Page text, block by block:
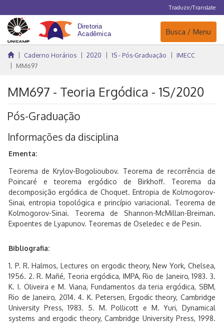
Traduzir/Translate
Navegação
Busca / Menu
Caderno Horários 2020 1S - Pós-Graduação
IMECC
MM697
MM697 - Teoria Ergódica - 1S/2020
Pós-Graduação
Informações da disciplina
Ementa:
Teorema de Krylov-Bogolioubov. Teorema de recorrência de
Poincaré e teorema ergódico de Birkhoff. Teorema da
decomposição ergódica de Choquet. Entropia de Kolmogorov-
Sinai, entropia topológica e princípio variacional. Teorema de
Kolmogorov-Sinai. Teorema de Shannon-McMillan-Breiman.
Expoentes de Lyapunov. Teoremas de Oseledec e de Pesin.
Bibliografia:
1. P. R. Halmos, Lectures on ergodic theory, New York, Chelsea,
1956. 2. R. Mañé, Teoria ergódica, IMPA, Rio de Janeiro, 1983. 3.
K. I. Oliveira e M. Viana, Fundamentos da teria ergódica, SBM,
Rio de Janeiro, 2014. 4. K. Petersen, Ergodic theory, Cambridge
University Press, 1983. 5. M. Pollicott e M. Yuri, Dynamical
systems and ergodic theory, Cambridge University Press, 1998.